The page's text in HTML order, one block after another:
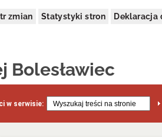
zmian Statystyki stron Deklaracja
Bolesławiec
w serwisie: